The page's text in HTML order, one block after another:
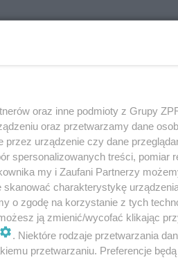
36
oraz inne podmioty z Grupy
oraz przetwarzamy dane
przez urządzenie czy dane
spersonalizowanych treści, pomiar
my i Zaufani Partnerzy
charakterystykę
o zgodę na korzystanie z tych
ją zmienić/wycofać klikając
. Niektóre rodzaje przetwarzania
przetwarzaniu. Preferencje